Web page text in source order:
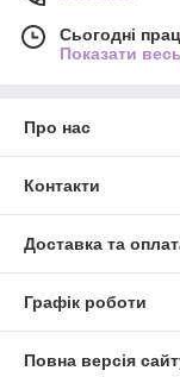
Сьогодні
Показати
Про нас
Контакти
Доставка та
Графік роботи
Повна версія